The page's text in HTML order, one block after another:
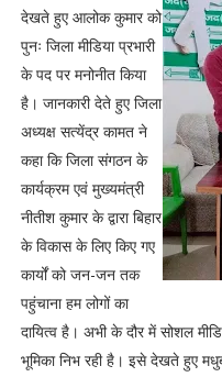
देखते हुए आलोक कुमार को
पुनः जिला मीडिया प्रभारी
के पद पर मनोनीत किया
है। जानकारी देते हुए जिला
अध्यक्ष सत्येंद्र कामत ने
कहा कि जिला संगठन के
कार्यक्रम एवं मुख्यमंत्री
नीतीश कुमार के द्वारा बिहार
के विकास के लिए किए गए
कार्यों को जन-जन तक
पहुंचाना हम लोगों का
दायित्व है। अभी के दौर में सोशल
भूमिका निभ रही है। इसे देखते हुए